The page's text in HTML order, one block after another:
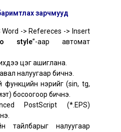
зарчмууд
-> Refereces -> Insert
style”-аар автомат
цэг ашиглана.
налуугаар бичнэ.
функцийн нэрийг (sin, tg,
босоогоор бичнэ.
PostScript (*.EPS)
тайлбарыг налуугаар